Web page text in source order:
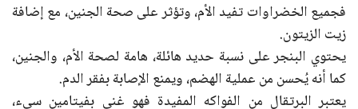
فجميع الخضراوات تفيد الأم، وتؤثر على صحة الجنين، مع إضافة
زيت الزيتون.
يحتوي البنجر على نسبة حديد هائلة، هامة لصحة الأم، والجنين،
كما أنه يُحسن من عملية الهضم، ويمنع الإصابة بفقر الدم.
يعتبر البرتقال من الفواكه المفيدة فهو غني بفيتامين سيء،